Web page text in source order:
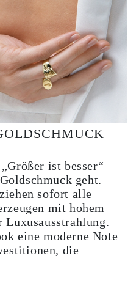
ist besser“ –
geht.
sofort alle
mit hohem
eine moderne Note
die